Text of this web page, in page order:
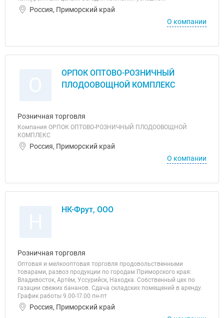
Россия, Приморский край
О компании
ОРПОК ОПТОВО-РОЗНИЧНЫЙ
ПЛОДООВОЩНОЙ КОМПЛЕКС
Розничная торговля
Компания ОРПОК ОПТОВО-РОЗНИЧНЫЙ ПЛОДООВОЩНОЙ
КОМПЛЕКС
Россия, Приморский край
О компании
НК-Фрут, ООО
Розничная торговля
Оптовая и мелкооптовая торговля продовольственными
товарами, развоз продукции по городам Приморского края:
Владивосток, Артём, Уссурийск, Находка. Собственный цех по
газации свежих бананов. Сдача складских помещений в аренду.
График работы 9.00-17.00 пн-пт
Россия, Приморский край